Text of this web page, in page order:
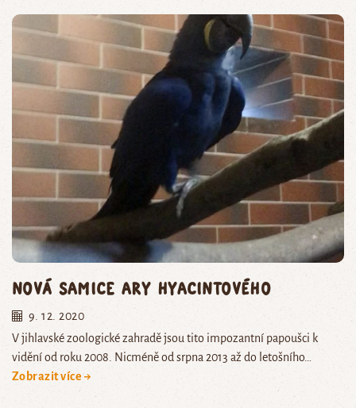
Nová samice ary hyacintového
9. 12. 2020
V jihlavské zoologické zahradě jsou tito impozantní papoušci k
vidění od roku 2008. Nicméně od srpna 2013 až do letošního…
Zobrazit více →